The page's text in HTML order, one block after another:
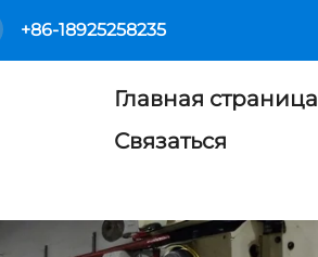
+86-18925258235
Главная страница
Связаться